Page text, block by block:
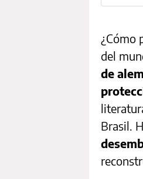
¿Cómo
del
de
Brasil.